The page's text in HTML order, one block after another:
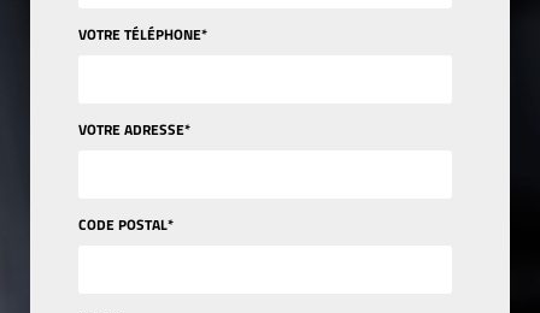
VOTRE TÉLÉPHONE*
VOTRE ADRESSE*
CODE POSTAL*